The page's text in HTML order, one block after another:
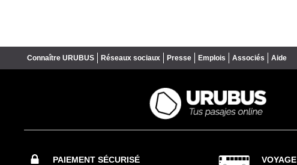
Connaître URUBUS Réseaux sociaux Presse Emplois Associés Aide
PAIEMENT SÉCURISÉ VOYAGE